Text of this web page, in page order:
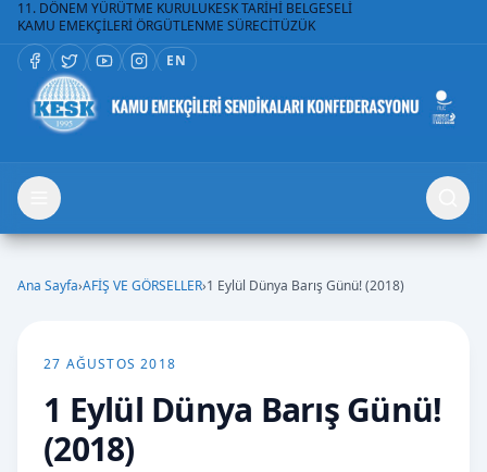
11. DÖNEM YÜRÜTME KURULUKESK TARİHİ BELGESELİ
KAMU EMEKÇİLERİ ÖRGÜTLENME SÜRECİTÜZÜK
EN
Ana Sayfa›AFİŞ VE GÖRSELLER›1 Eylül Dünya Barış Günü! (2018)
27 AĞUSTOS 2018
1 Eylül Dünya Barış Günü!
(2018)